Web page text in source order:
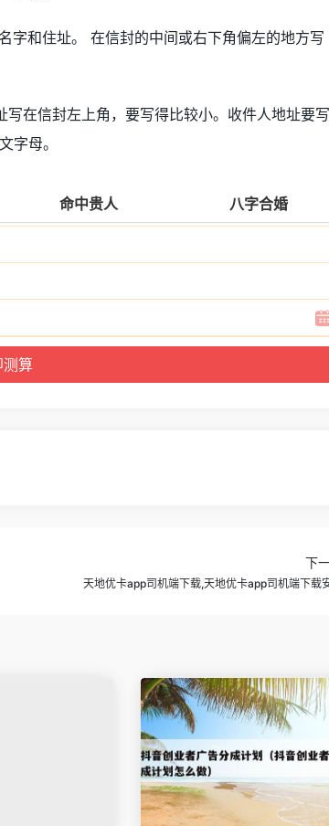
字和住址。 在信封的中间或右下角偏左的地方写
在信封左上角，要写得比较小。收件人地址要写
字母。
命中贵人 八字合婚
下
天地优卡app司机端下载,天地优卡app司机端下载